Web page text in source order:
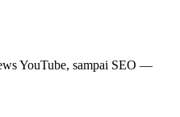
YouTube, sampai SEO —